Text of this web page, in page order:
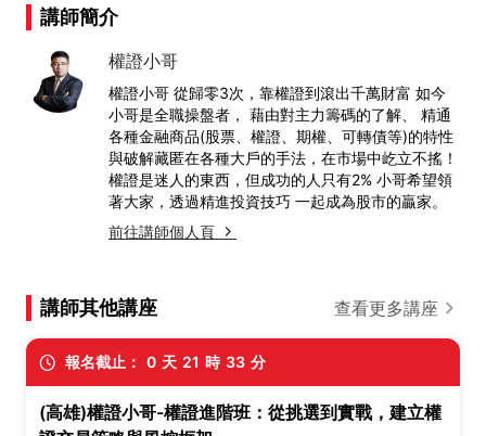
講師簡介
權證小哥
權證小哥 從歸零3次，靠權證到滾出千萬財富 如今
小哥是全職操盤者， 藉由對主力籌碼的了解、 精通
各種金融商品(股票、權證、期權、可轉債等)的特性
與破解藏匿在各種大戶的手法，在市場中屹立不搖！
權證是迷人的東西，但成功的人只有2% 小哥希望領
著大家，透過精進投資技巧 一起成為股市的贏家。
前往講師個人頁
講師其他講座 查看更多講座
報名截止： 0 天 21 時 33 分
(高雄)權證小哥-權證進階班：從挑選到實戰，建立權